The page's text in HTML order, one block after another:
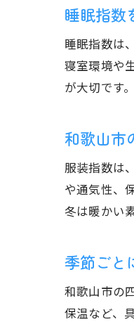
睡眠指数
睡眠指数は
寝室環境や
が大切です
和歌山市
服装指数は
や通気性、
冬は暖かい
季節ごと
和歌山市の
保温など、